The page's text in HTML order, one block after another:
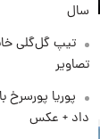
سال
تیپ گل‌گلی
تصاویر
پوریا
داد + عکس